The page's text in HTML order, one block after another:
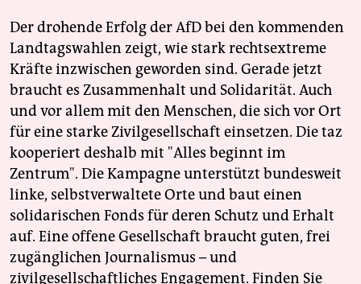
Der drohende Erfolg der AfD bei den kommenden
Landtagswahlen zeigt, wie stark rechtsextreme
Kräfte inzwischen geworden sind. Gerade jetzt
braucht es Zusammenhalt und Solidarität. Auch
und vor allem mit den Menschen, die sich vor Ort
für eine starke Zivilgesellschaft einsetzen. Die taz
kooperiert deshalb mit "Alles beginnt im
Zentrum". Die Kampagne unterstützt bundesweit
linke, selbstverwaltete Orte und baut einen
solidarischen Fonds für deren Schutz und Erhalt
auf. Eine offene Gesellschaft braucht guten, frei
zugänglichen Journalismus – und
zivilgesellschaftliches Engagement. Finden Sie